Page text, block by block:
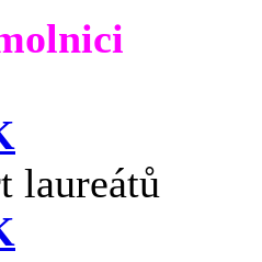
laureátů